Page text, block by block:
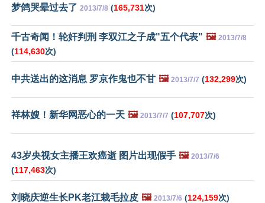
梦鸽哭晕过去了 2013/7/8 (165,731次)
千古奇闻！轮奸判刑 李双江之子成"五个代表" 🖼️ 2013/7/8
(114,630次)
中共送出的这消息 罗京作鬼也不甘 🖼️ 2013/7/7 (132,299次)
祥林嫂！新华网恶心的一天 🖼️ 2013/7/7 (107,707次)
43岁央视女主播王欢癌逝 图片出现假手 🖼️ 2013/7/6
(117,463次)
刘晓庆逆生长PK老江栽毛拉皮 🖼️ 2013/7/6 (124,159次)